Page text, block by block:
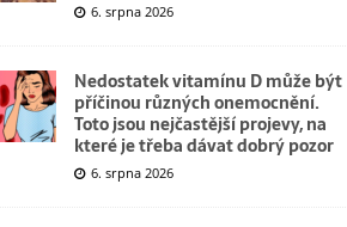
6. srpna 2026
Nedostatek vitamínu D může být
příčinou různých onemocnění.
Toto jsou nejčastější projevy, na
které je třeba dávat dobrý pozor
6. srpna 2026